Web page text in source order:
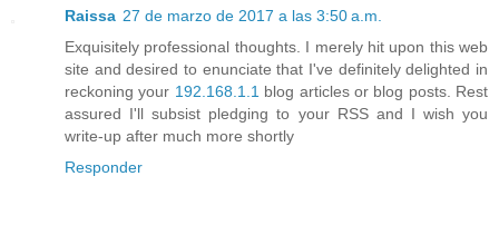
Raissa 27 de marzo de 2017 a las 3:50 a.m.
Exquisitely professional thoughts. I merely hit upon this web
site and desired to enunciate that I've definitely delighted in
reckoning your 192.168.1.1 blog articles or blog posts. Rest
assured I'll subsist pledging to your RSS and I wish you
write-up after much more shortly
Responder